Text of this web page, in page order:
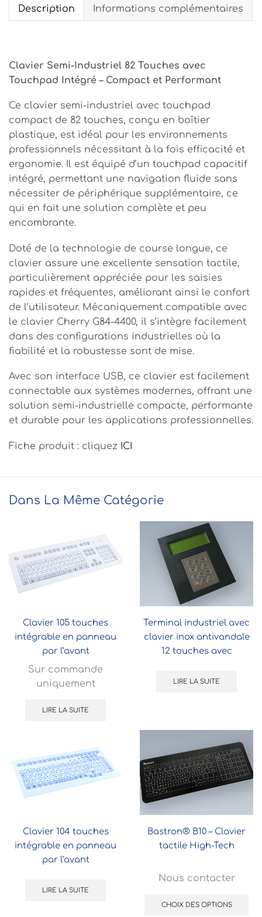
Description Informations complémentaires
Clavier Semi-Industriel 82 Touches avec
Touchpad Intégré – Compact et Performant
Ce clavier semi-industriel avec touchpad
compact de 82 touches, conçu en boîtier
plastique, est idéal pour les environnements
professionnels nécessitant à la fois efficacité et
ergonomie. Il est équipé d’un touchpad capacitif
intégré, permettant une navigation fluide sans
nécessiter de périphérique supplémentaire, ce
qui en fait une solution complète et peu
encombrante.
Doté de la technologie de course longue, ce
clavier assure une excellente sensation tactile,
particulièrement appréciée pour les saisies
rapides et fréquentes, améliorant ainsi le confort
de l’utilisateur. Mécaniquement compatible avec
le clavier Cherry G84-4400, il s’intègre facilement
dans des configurations industrielles où la
fiabilité et la robustesse sont de mise.
Avec son interface USB, ce clavier est facilement
connectable aux systèmes modernes, offrant une
solution semi-industrielle compacte, performante
et durable pour les applications professionnelles.
Fiche produit : cliquez ICI
Dans La Même Catégorie
Clavier 105 touches
intégrable en panneau
par l’avant
Sur commande
uniquement
LIRE LA SUITE
Terminal industriel avec
clavier inox antivandale
12 touches avec
interface RS232
LIRE LA SUITE
Clavier 104 touches
intégrable en panneau
par l’avant
LIRE LA SUITE
Bastron® B10 – Clavier
tactile High-Tech
Nous contacter
CHOIX DES OPTIONS